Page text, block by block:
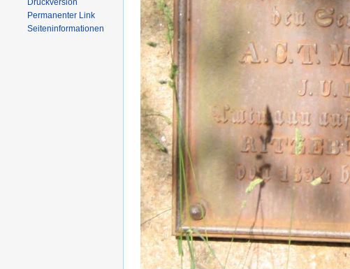
Druckversion
Permanenter Link
Seiten­informationen